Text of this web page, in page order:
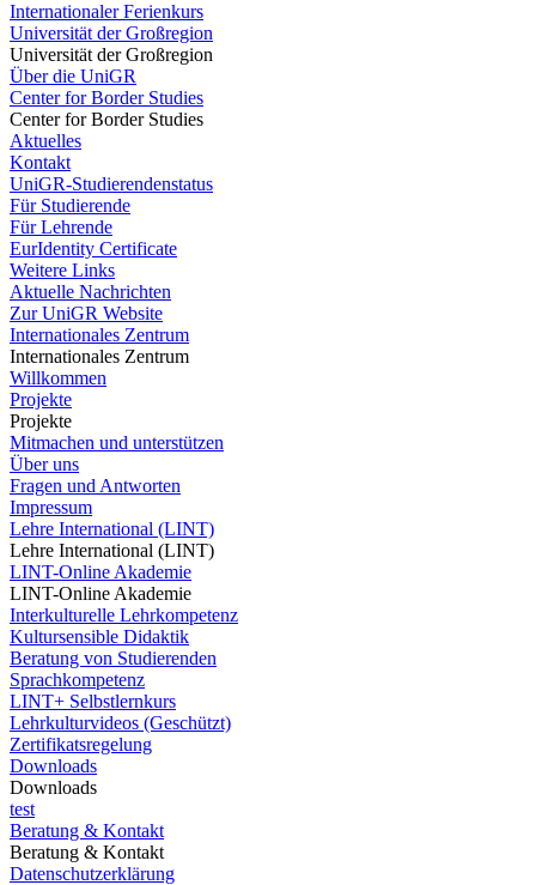
Internationaler Ferienkurs
Universität der Großregion
Universität der Großregion
Über die UniGR
Center for Border Studies
Center for Border Studies
Aktuelles
Kontakt
UniGR-Studierendenstatus
Für Studierende
Für Lehrende
EurIdentity Certificate
Weitere Links
Aktuelle Nachrichten
Zur UniGR Website
Internationales Zentrum
Internationales Zentrum
Willkommen
Projekte
Projekte
Mitmachen und unterstützen
Über uns
Fragen und Antworten
Impressum
Lehre International (LINT)
Lehre International (LINT)
LINT-Online Akademie
LINT-Online Akademie
Interkulturelle Lehrkompetenz
Kultursensible Didaktik
Beratung von Studierenden
Sprachkompetenz
LINT+ Selbstlernkurs
Lehrkulturvideos (Geschützt)
Zertifikatsregelung
Downloads
Downloads
test
Beratung & Kontakt
Beratung & Kontakt
Datenschutzerklärung